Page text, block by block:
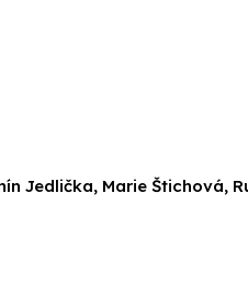
Jedlička, Marie Štichová,